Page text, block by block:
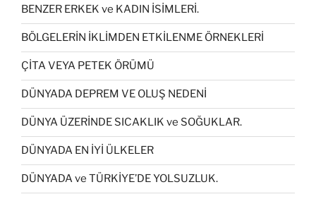
BENZER ERKEK ve KADIN İSİMLERİ.
BÖLGELERİN İKLİMDEN ETKİLENME ÖRNEKLERİ
ÇİTA VEYA PETEK ÖRÜMÜ
DÜNYADA DEPREM VE OLUŞ NEDENİ
DÜNYA ÜZERİNDE SICAKLIK ve SOĞUKLAR.
DÜNYADA EN İYİ ÜLKELER
DÜNYADA ve TÜRKİYE’DE YOLSUZLUK.